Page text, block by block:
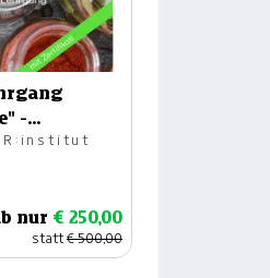
-
500.-
nur € 250,00
statt€ 500,00